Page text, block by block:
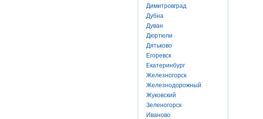
Димитровград
Дубна
Дуван
Дюртюли
Дятьково
Егоревск
Екатеринбург
Железногорск
Железнодорожный
Жуковский
Зеленогорск
Иваново